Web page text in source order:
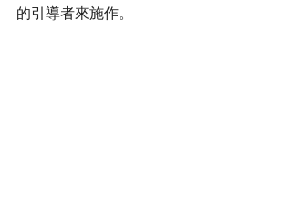
的引導者來施作。